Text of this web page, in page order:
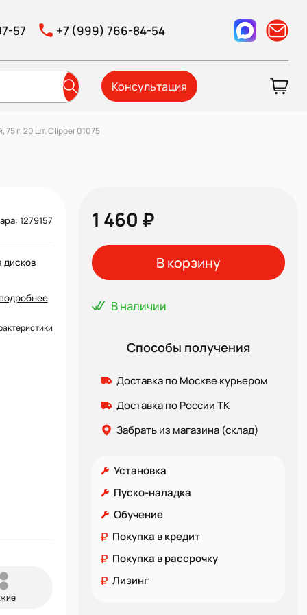
57 +7 (999) 766-84-54
Консультация
75 г, 20 шт. Clipper 01075
1279157
дисков
подробнее
1 460 ₽
В корзину
В наличии
Способы получения
Доставка по Москве курьером
Доставка по России ТК
Забрать из магазина (склад)
Установка
Пуско-наладка
Обучение
Покупка в кредит
Покупка в рассрочку
Лизинг